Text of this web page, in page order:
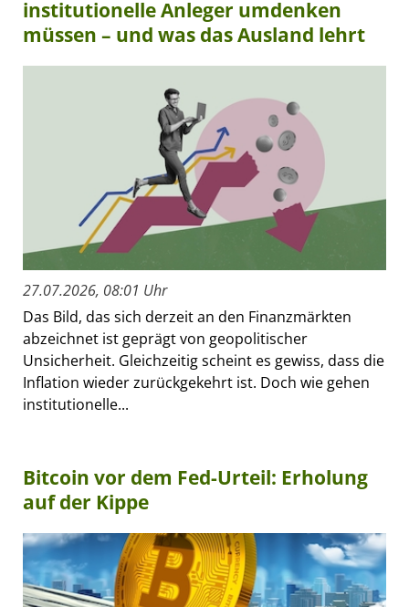
institutionelle Anleger umdenken
müssen – und was das Ausland lehrt
27.07.2026, 08:01 Uhr
Das Bild, das sich derzeit an den Finanzmärkten
abzeichnet ist geprägt von geopolitischer
Unsicherheit. Gleichzeitig scheint es gewiss, dass die
Inflation wieder zurückgekehrt ist. Doch wie gehen
institutionelle...
Bitcoin vor dem Fed-Urteil: Erholung
auf der Kippe